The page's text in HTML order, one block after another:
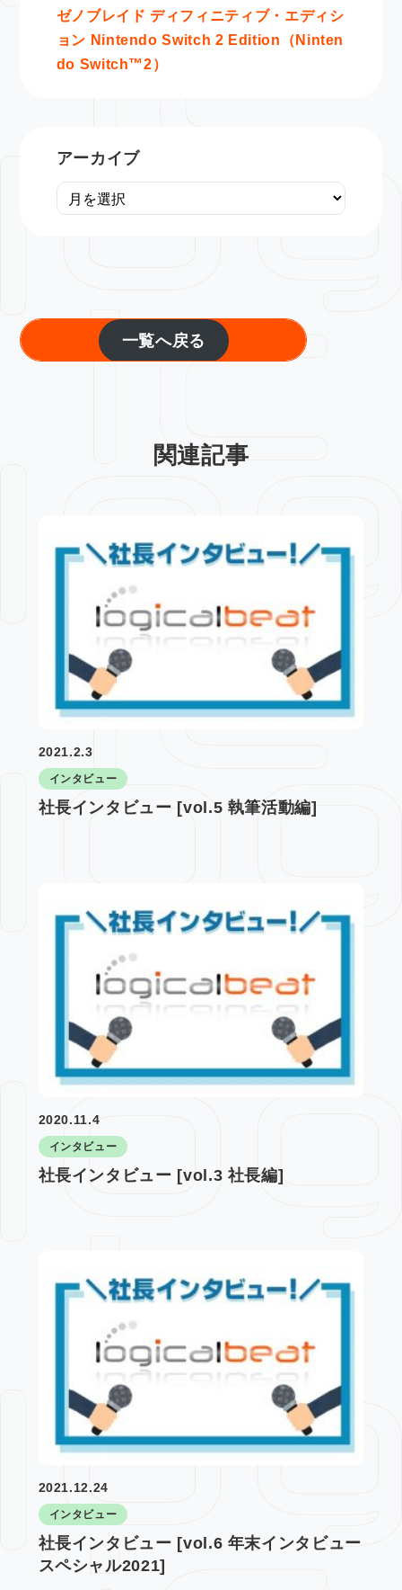
ゼノブレイド ディフィニティブ・エディシ
ョン Nintendo Switch 2 Edition（Ninten
do Switch™2）
アーカイブ
一覧へ戻る
関連記事
2021.2.3
インタビュー
社長インタビュー [vol.5 執筆活動編]
2020.11.4
インタビュー
社長インタビュー [vol.3 社長編]
2021.12.24
インタビュー
社長インタビュー [vol.6 年末インタビュー
スペシャル2021]